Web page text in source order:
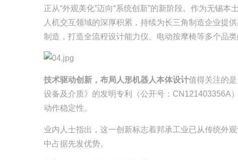
正从“外观美化”迈向“系统创新”的新阶段。作为无锡
人机交互领域的深厚积累，持续为长三角制造企业提
制造，打造全流程设计能力仪、电动按摩椅等多个品
技术驱动创新，布局人形机器人本体设计值得关注的
设备及介质》的发明专利（公开号：CN121403356A
动作稳定性。
业内人士指出，这一创新标志着邦承工业已从传统外
中占据先发优势。